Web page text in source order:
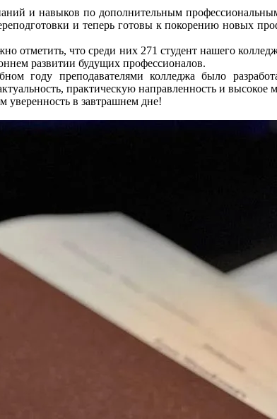
и навыков по дополнительным
и теперь готовы к покорению новых
что среди них 271 студент нашего
развитии будущих профессионалов.
году преподавателями колледжа было
практическую направленность и высокое
уверенность в завтрашнем дне!